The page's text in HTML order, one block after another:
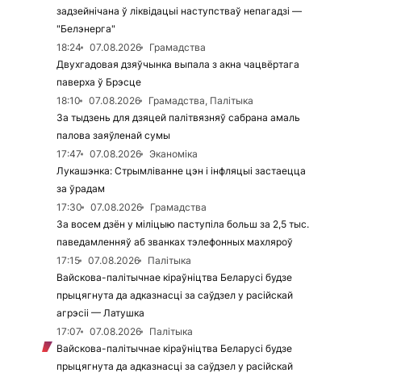
задзейнічана ў ліквідацыі наступстваў непагадзі —
"Белэнерга"
18:24
07.08.2026
Грамадства
Двухгадовая дзяўчынка выпала з акна чацвёртага
паверха ў Брэсце
18:10
07.08.2026
Грамадства, Палітыка
За тыдзень для дзяцей палітвязняў сабрана амаль
палова заяўленай сумы
17:47
07.08.2026
Эканоміка
Лукашэнка: Стрымліванне цэн і інфляцыі застаецца
за ўрадам
17:30
07.08.2026
Грамадства
За восем дзён у міліцыю паступіла больш за 2,5 тыс.
паведамленняў аб званках тэлефонных махляроў
17:15
07.08.2026
Палітыка
Вайскова-палітычнае кіраўніцтва Беларусі будзе
прыцягнута да адказнасці за саўдзел у расійскай
агрэсіі — Латушка
17:07
07.08.2026
Палітыка
Вайскова-палітычнае кіраўніцтва Беларусі будзе
прыцягнута да адказнасці за саўдзел у расійскай